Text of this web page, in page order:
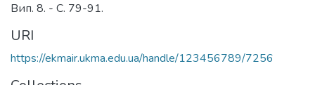
Вип. 8. - С. 79-91.
URI
https://ekmair.ukma.edu.ua/handle/123456789/7256